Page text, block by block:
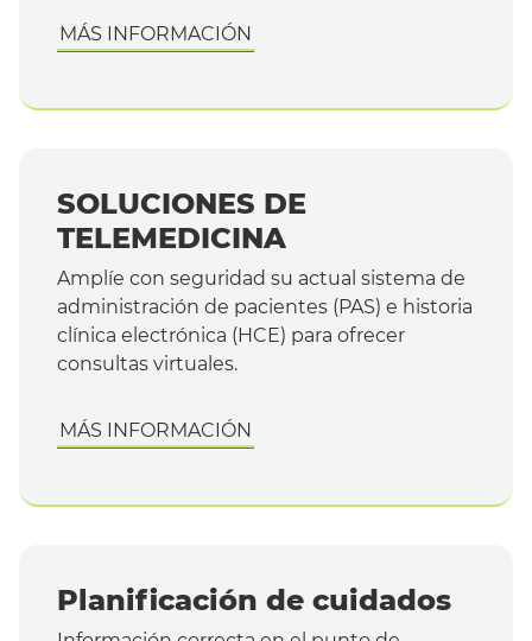
MÁS INFORMACIÓN
SOLUCIONES DE
TELEMEDICINA
Amplíe con seguridad su actual sistema de
administración de pacientes (PAS) e historia
clínica electrónica (HCE) para ofrecer
consultas virtuales.
MÁS INFORMACIÓN
Planificación de cuidados